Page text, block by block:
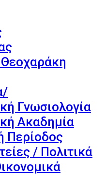
Γνωσιολογία
Ακαδημία
Περίοδος
/ Πολιτικά